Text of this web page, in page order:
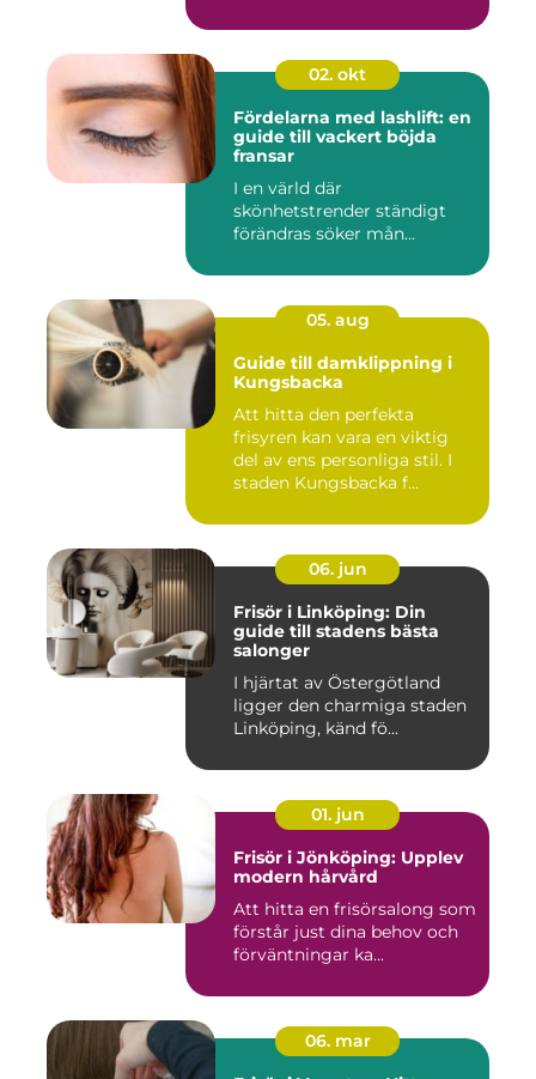
02. okt
Fördelarna med lashlift: en
guide till vackert böjda
fransar
I en värld där
skönhetstrender ständigt
förändras söker mån...
05. aug
Guide till damklippning i
Kungsbacka
Att hitta den perfekta
frisyren kan vara en viktig
del av ens personliga stil. I
staden Kungsbacka f...
06. jun
Frisör i Linköping: Din
guide till stadens bästa
salonger
I hjärtat av Östergötland
ligger den charmiga staden
Linköping, känd fö...
01. jun
Frisör i Jönköping: Upplev
modern hårvård
Att hitta en frisörsalong som
förstår just dina behov och
förväntningar ka...
06. mar